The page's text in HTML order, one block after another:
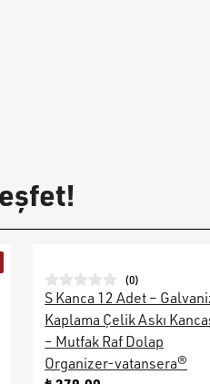
(0)
S Kanca 12 Adet –
Kaplama Çelik Askı
– Mutfak Raf Dolap
Organizer-vatansera®